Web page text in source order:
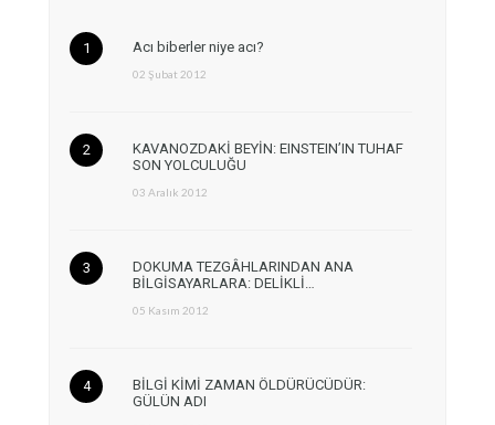
Acı biberler niye acı?
02 Şubat 2012
KAVANOZDAKİ BEYİN: EINSTEIN’IN TUHAF
SON YOLCULUĞU
03 Aralık 2012
DOKUMA TEZGÂHLARINDAN ANA
BİLGİSAYARLARA: DELİKLİ…
05 Kasım 2012
BİLGİ KİMİ ZAMAN ÖLDÜRÜCÜDÜR:
GÜLÜN ADI